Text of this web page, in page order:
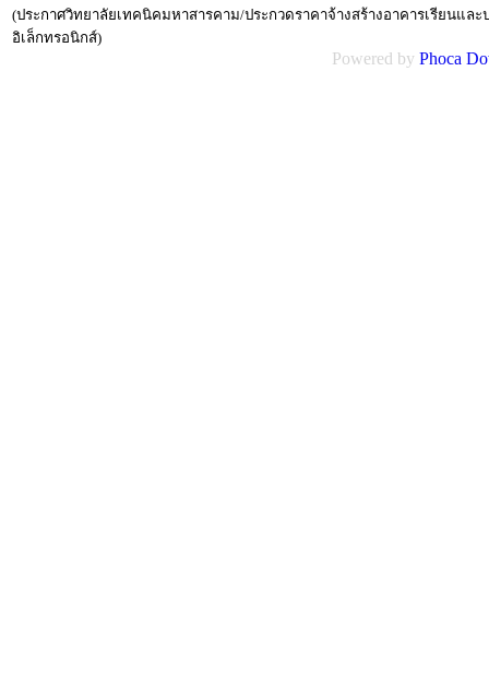
(ประกาศวิทยาลัยเทคนิคมหาสารคาม/ประกวดราคาจ้างสร้างอาคารเรียนแล
อิเล็กทรอนิกส์)
Powered by Phoca